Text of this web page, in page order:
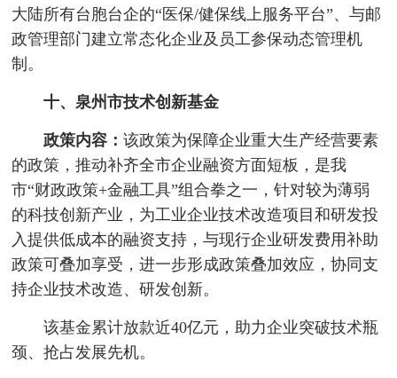
大陆所有台胞台企的“医保/健保线上服务平台”、与邮
政管理部门建立常态化企业及员工参保动态管理机
制。
十、泉州市技术创新基金
政策内容： 该政策为保障企业重大生产经营要素
的政策，推动补齐全市企业融资方面短板，是我
市“财政政策+金融工具”组合拳之一，针对较为薄弱
的科技创新产业，为工业企业技术改造项目和研发投
入提供低成本的融资支持，与现行企业研发费用补助
政策可叠加享受，进一步形成政策叠加效应，协同支
持企业技术改造、研发创新。
该基金累计放款近40亿元，助力企业突破技术瓶
颈、抢占发展先机。